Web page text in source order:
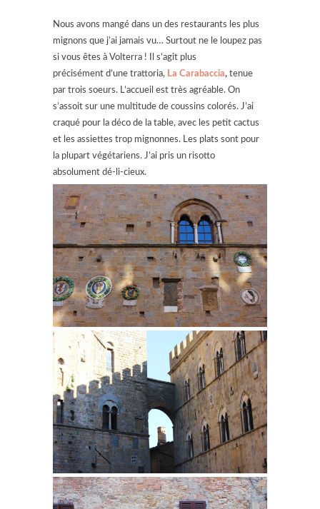
Nous avons mangé dans un des restaurants les plus
mignons que j’ai jamais vu… Surtout ne le loupez pas
si vous êtes à Volterra ! Il s’agit plus
précisément d’une trattoria, La Carabaccia, tenue
par trois soeurs. L’accueil est très agréable. On
s’assoit sur une multitude de coussins colorés. J’ai
craqué pour la déco de la table, avec les petit cactus
et les assiettes trop mignonnes. Les plats sont pour
la plupart végétariens. J’ai pris un risotto
absolument dé-li-cieux.